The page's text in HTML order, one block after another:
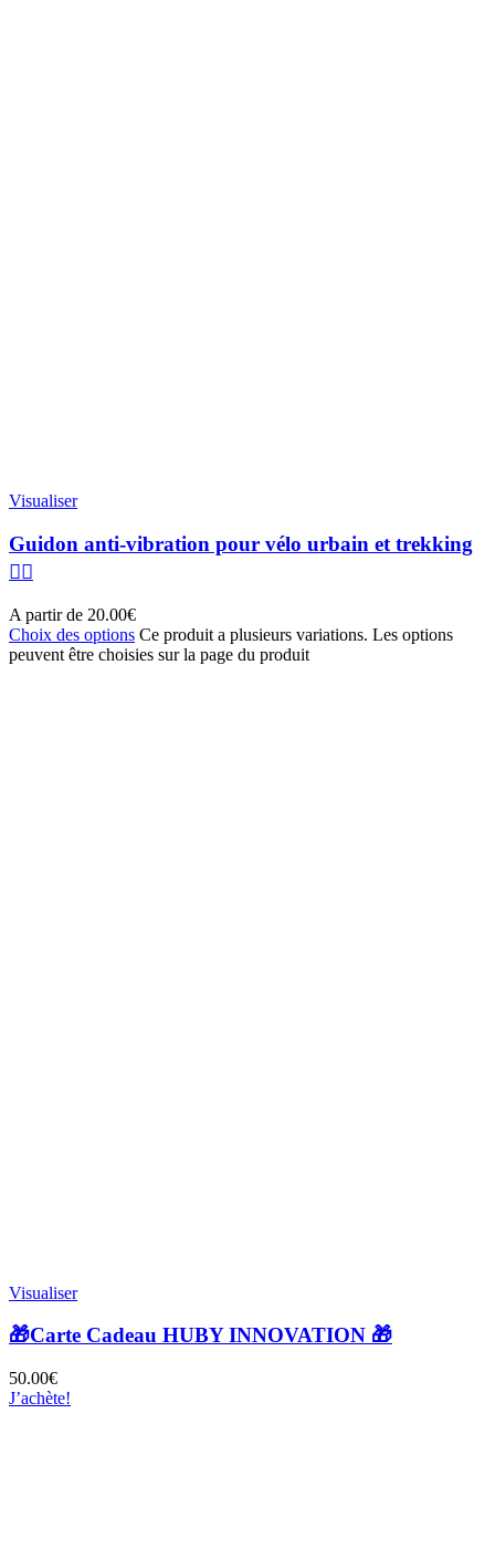
Visualiser
Guidon anti-vibration pour vélo urbain et trekking
🚴‍♂️
A partir de 20.00€
Choix des options Ce produit a plusieurs variations. Les options
peuvent être choisies sur la page du produit
Visualiser
🎁Carte Cadeau HUBY INNOVATION 🎁
50.00€
J’achète!